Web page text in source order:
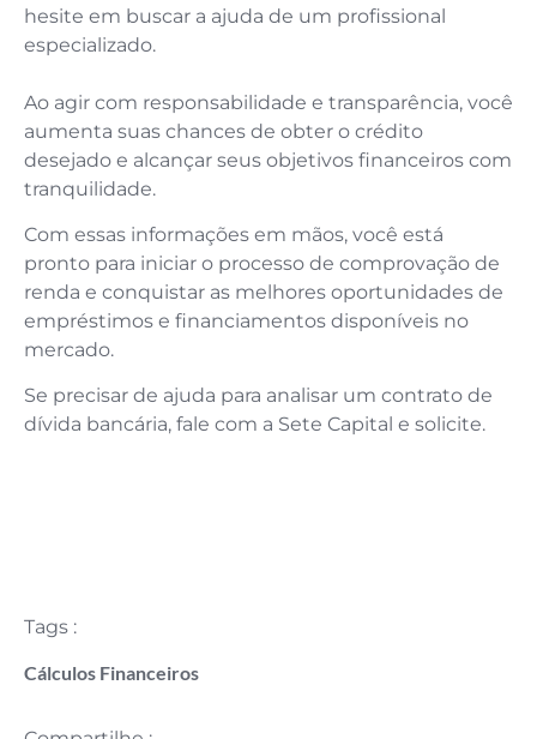
hesite em buscar a ajuda de um profissional
especializado.
Ao agir com responsabilidade e transparência, você
aumenta suas chances de obter o crédito
desejado e alcançar seus objetivos financeiros com
tranquilidade.
Com essas informações em mãos, você está
pronto para iniciar o processo de comprovação de
renda e conquistar as melhores oportunidades de
empréstimos e financiamentos disponíveis no
mercado.
Se precisar de ajuda para analisar um contrato de
dívida bancária, fale com a Sete Capital e solicite.
Tags :
Cálculos Financeiros